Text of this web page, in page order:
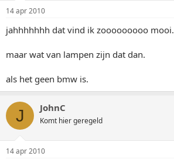
14 apr 2010
jahhhhhhh dat vind ik zooooooooo mooi.
maar wat van lampen zijn dat dan.
als het geen bmw is.
J JohnC
Komt hier geregeld
14 apr 2010